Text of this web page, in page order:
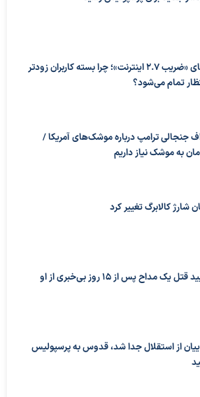
معمای «ضریب ۲.۷ اینترنت»؛ چرا بسته کاربران زودتر
تمام می‌شود؟
جنجالی ترامپ درباره موشک‌های آمریکا /
به موشک نیاز داریم
شارژ کالابرگ تغییر کرد
قتل یک مداح پس از ۱۵ روز بی‌خبری از او
از استقلال جدا شد، قدوس به پرسپولیس